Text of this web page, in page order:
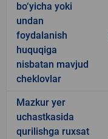
bo‘yicha yoki
undan
foydalanish
huquqiga
nisbatan mavjud
cheklovlar
Mazkur yer
uchastkasida
qurilishga ruxsat